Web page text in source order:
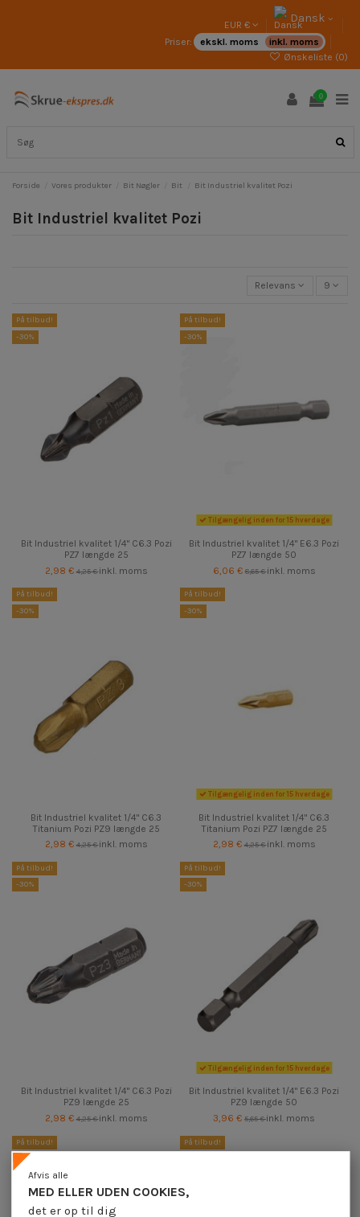
EUR € Dansk
Priser: ekskl. moms
inkl. moms
Ønskeliste (0)
0
Forside Vores produkter Bit Nøgler Bit Bit Industriel kvalitet Pozi
Bit Industriel kvalitet Pozi
Relevans 9
På tilbud!
-30%
Bit Industriel kvalitet 1/4" C6.3 Pozi
PZ7 længde 25
2,98 €4,25 €inkl. moms
På tilbud!
-30%
Tilgængelig inden for 15 hverdage
Bit Industriel kvalitet 1/4" E6.3 Pozi
PZ7 længde 50
6,06 €8,65 €inkl. moms
På tilbud!
-30%
Bit Industriel kvalitet 1/4" C6.3
Titanium Pozi PZ9 længde 25
2,98 €4,25 €inkl. moms
På tilbud!
-30%
Tilgængelig inden for 15 hverdage
Bit Industriel kvalitet 1/4" C6.3
Titanium Pozi PZ7 længde 25
2,98 €4,25 €inkl. moms
På tilbud!
-30%
Bit Industriel kvalitet 1/4" C6.3 Pozi
PZ9 længde 25
2,98 €4,25 €inkl. moms
På tilbud!
-30%
Tilgængelig inden for 15 hverdage
Bit Industriel kvalitet 1/4" E6.3 Pozi
PZ9 længde 50
3,96 € 5,65 €inkl. moms
På tilbud!
-30%
På tilbud!
MED ELLER UDEN COOKIES,
det er op til dig
Afvis alle